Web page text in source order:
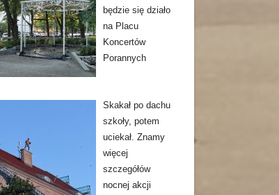
będzie się działo
na Placu
Koncertów
Porannych
Skakał po dachu
szkoły, potem
uciekał. Znamy
więcej
szczegółów
nocnej akcji